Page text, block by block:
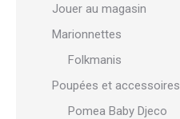
Jouer au magasin
Marionnettes
Folkmanis
Poupées et accessoires
Pomea Baby Djeco